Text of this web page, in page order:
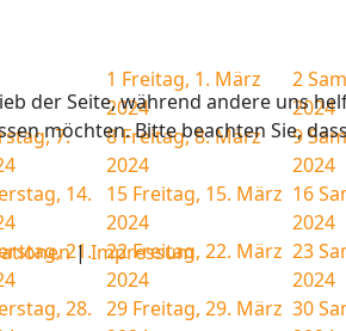
1 Freitag, 1. März
2024
2
2024
7.
8Freitag, 8. März
2024
9
2024
14.
15 Freitag, 15. März
2024
16
2024
21. 22Freitag, 22. März
2024
23
2024
28. 29 Freitag, 29. März 30
der Seite, während andere uns
möchten. Bitte beachten Sie,
|Impressum